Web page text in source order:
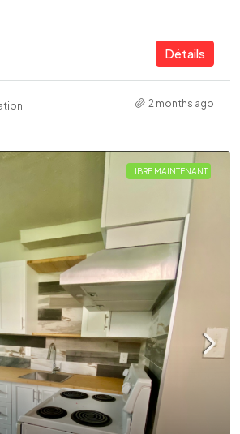
Détails
2 months ago
LIBRE MAINTENANT